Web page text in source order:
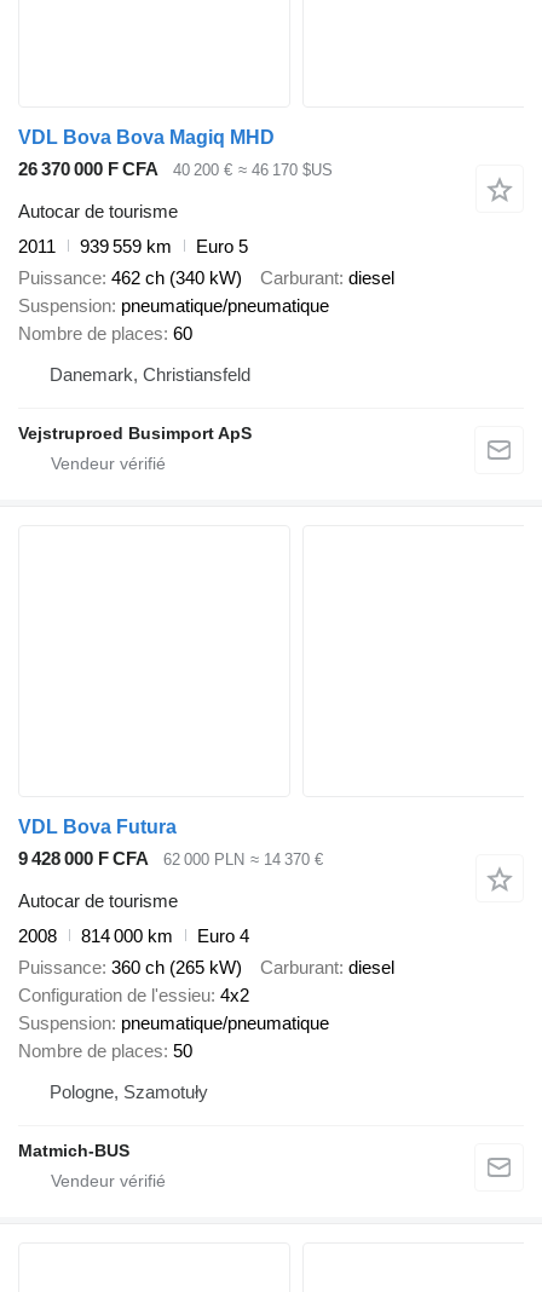
VDL Bova Bova Magiq MHD
26 370 000 F CFA
40 200 € ≈ 46 170 $US
Autocar de tourisme
2011
939 559 km
Euro 5
Puissance 462 ch (340 kW) Carburant diesel
Suspension pneumatique/pneumatique
Nombre de places 60
Danemark, Christiansfeld
Vejstruproed Busimport ApS
VDL Bova Futura
9 428 000 F CFA
62 000 PLN ≈ 14 370 €
Autocar de tourisme
2008
814 000 km
Euro 4
Puissance 360 ch (265 kW) Carburant diesel
Configuration de l'essieu 4x2
Suspension pneumatique/pneumatique
Nombre de places 50
Pologne, Szamotuły
Matmich-BUS